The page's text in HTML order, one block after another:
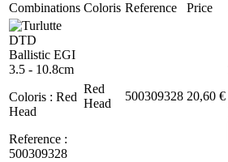
Combinations Coloris Reference Price
Coloris : Red
Head
Reference :
500309328
Red
Head
500309328 20,60 €